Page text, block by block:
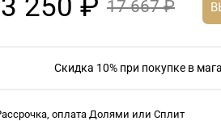
Скидка 10% при покупке в
оплата Долями или Сплит
250 ₽ 17 667 ₽